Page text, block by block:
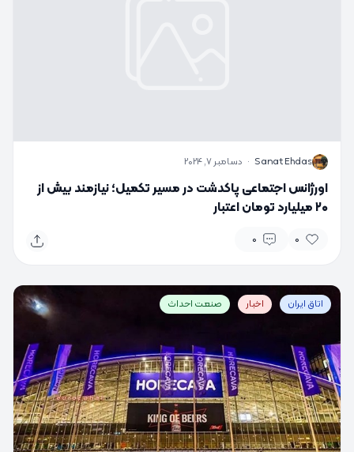
S
Sanat Ehdas
· دسامبر 7, 2024
اورژانس اجتماعی پاکدشت در مسیر تکمیل؛ نیازمند بیش از
۲۰ میلیارد تومان اعتبار
0
0
اتاق ایران اخبار صنعت احداث